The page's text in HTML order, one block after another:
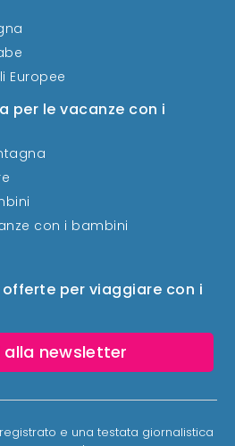
per viaggiare con i
alla newsletter
Europee
per le vacanze con i
con i bambini
e una testata giornalistica